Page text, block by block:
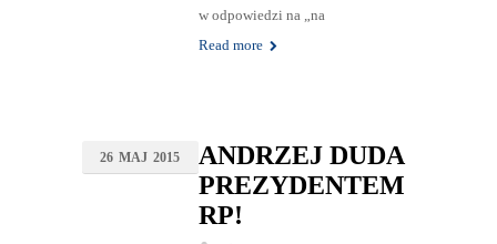
w odpowiedzi na „na
Read more
26 MAJ 2015
ANDRZEJ DUDA
PREZYDENTEM
RP!